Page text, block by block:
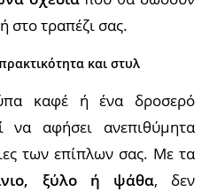
στο τραπέζι σας.
και στυλ
καφέ ή ένα δροσερό
να αφήσει ανεπιθύμητα
των επίπλων σας. Με τα
ξύλο ή ψάθα, δεν